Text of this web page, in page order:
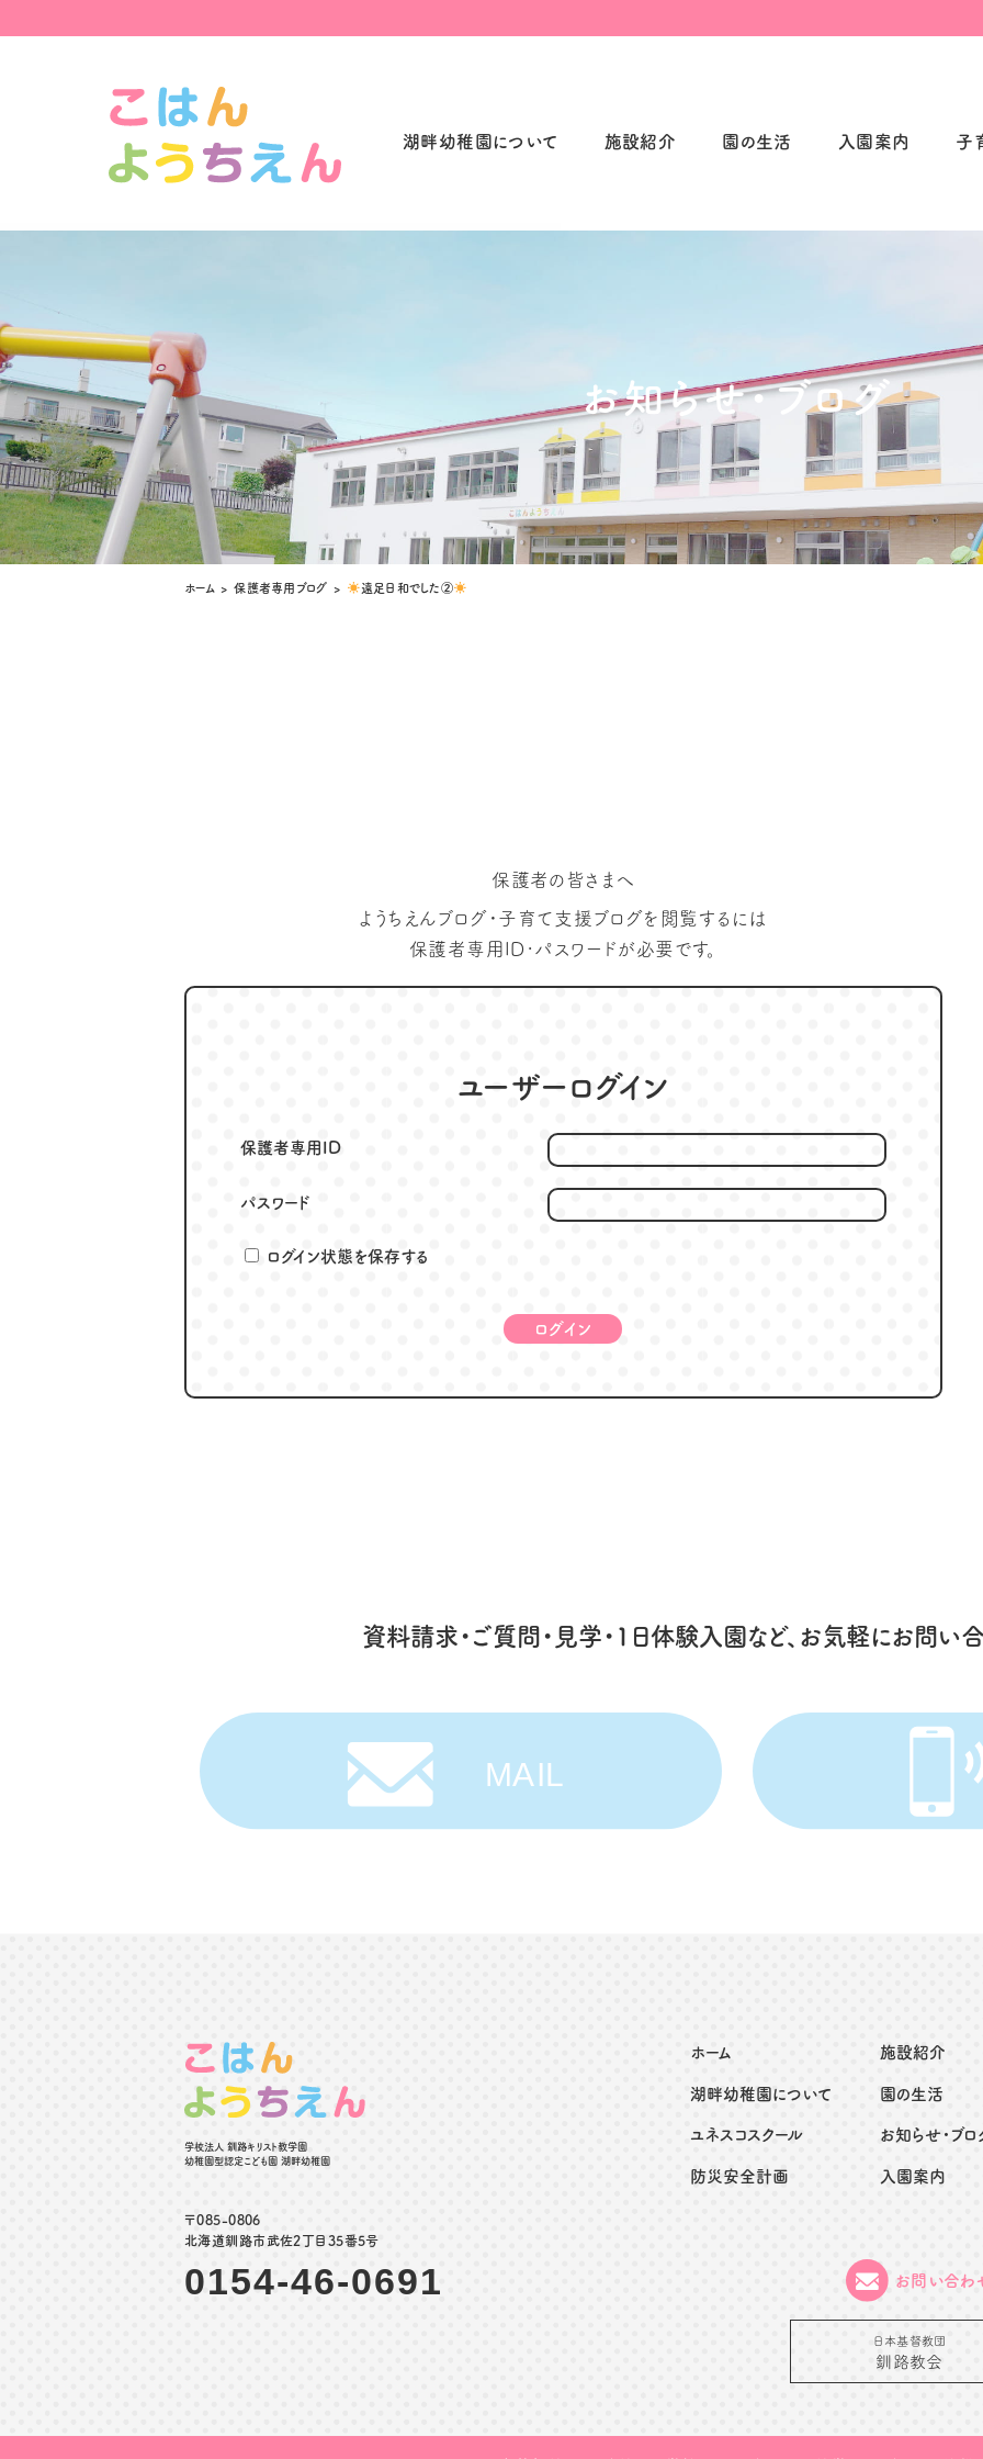
湖畔幼稚園について 施設紹介 園の生活 入園案内 子
お知らせ・ブログ
ホーム > 保護者専用ブログ > 遠足日和でした②
保護者の皆さまへ
ようちえんブログ・子育て支援ブログを閲覧するには
保護者専用ID･パスワードが必要です。
ユーザーログイン
保護者専用ID
パスワード
ログイン状態を保存する
資料請求・ご質問・見学・1日体験入園など、 お気軽にお問い
学校法人 釧路キリスト教学園
幼稚園型認定こども園 湖畔幼稚園
〒085-0806
北海道釧路市武佐2丁目35番5号
0154-46-0691
ホーム
湖畔幼稚園について
ユネスコスクール
防災安全計画
施設紹介
園の生活
お知らせ・ブロ
入園案内
お問い合わ
日本基督教団
釧路教会